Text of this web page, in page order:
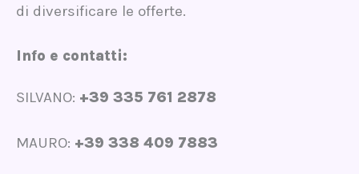
di diversificare le offerte.
Info e contatti:
SILVANO: +39 335 761 2878
MAURO: +39 338 409 7883